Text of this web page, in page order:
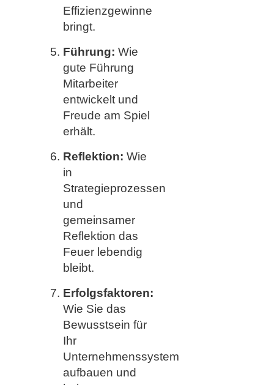
Effizienzgewinne
bringt.
Führung: Wie
gute Führung
Mitarbeiter
entwickelt und
Freude am Spiel
erhält.
Reflektion: Wie
in
Strategieprozessen
und
gemeinsamer
Reflektion das
Feuer lebendig
bleibt.
Erfolgsfaktoren:
Wie Sie das
Bewusstsein für
Ihr
Unternehmenssystem
aufbauen und